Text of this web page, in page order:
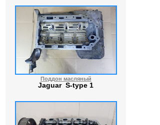
Поддон масляный
Jaguar S-type 1